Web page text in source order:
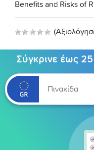
Benefits and Risks of
Σύγκρινε έως 25